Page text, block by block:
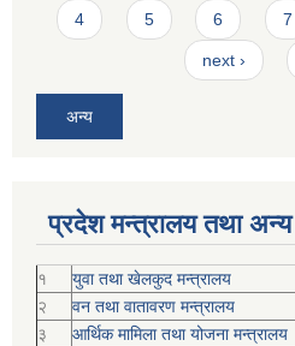
4 5 6 7
next ›
अन्य
प्रदेश मन्त्रालय तथा
१
युवा तथा खेलकुद मन्त्रालय
२
वन तथा वातावरण मन्त्रालय
३
आर्थिक मामिला तथा योजना मन्त्रालय